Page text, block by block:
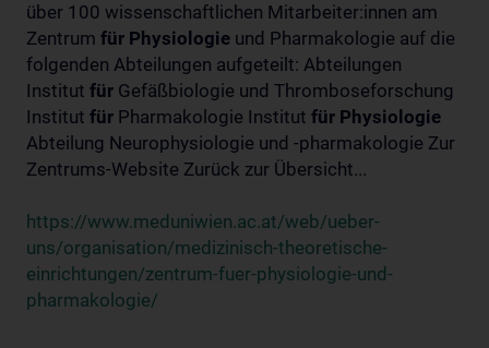
über 100 wissenschaftlichen Mitarbeiter:innen am
Zentrum für Physiologie und Pharmakologie auf die
folgenden Abteilungen aufgeteilt: Abteilungen
Institut für Gefäßbiologie und Thromboseforschung
Institut für Pharmakologie Institut für Physiologie
Abteilung Neurophysiologie und -pharmakologie Zur
Zentrums-Website Zurück zur Übersicht...
https://www.meduniwien.ac.at/web/ueber-
uns/organisation/medizinisch-theoretische-
einrichtungen/zentrum-fuer-physiologie-und-
pharmakologie/